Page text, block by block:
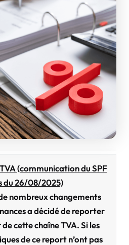
(communication du SPF
du 26/08/2025)
nombreux changements
a décidé de reporter
cette chaîne TVA. Si les
de ce report n’ont pas